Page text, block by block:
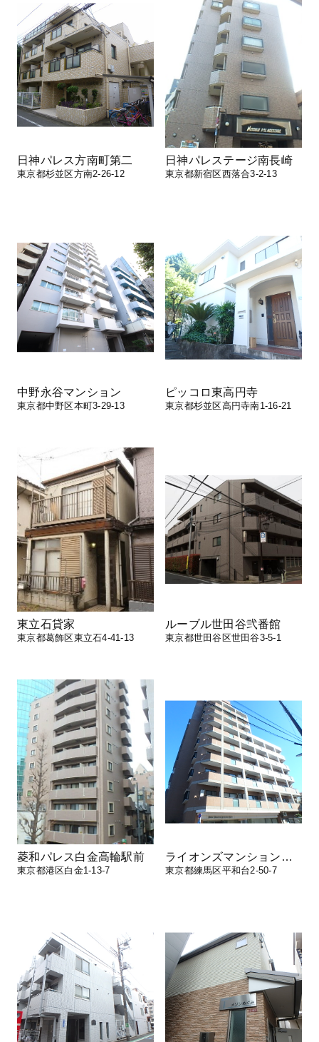
日神パレス方南町第二
東京都杉並区方南2-26-12
日神パレステージ南長崎
東京都新宿区西落合3-2-13
中野永谷マンション
東京都中野区本町3-29-13
ピッコロ東高円寺
東京都杉並区高円寺南1-16-21
東立石貸家
東京都葛飾区東立石4-41-13
ルーブル世田谷弐番館
東京都世田谷区世田谷3-5-1
菱和パレス白金高輪駅前
東京都港区白金1-13-7
ライオンズマンション平和台第三
東京都練馬区平和台2-50-7